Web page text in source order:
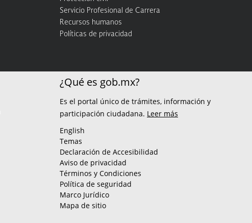
Servicio Profesional de Carrera
Recursos humanos
Políticas de privacidad
¿Qué es gob.mx?
Es el portal único de trámites, información y
participación ciudadana. Leer más
English
Temas
Declaración de Accesibilidad
Aviso de privacidad
Términos y Condiciones
Política de seguridad
Marco Jurídico
Mapa de sitio